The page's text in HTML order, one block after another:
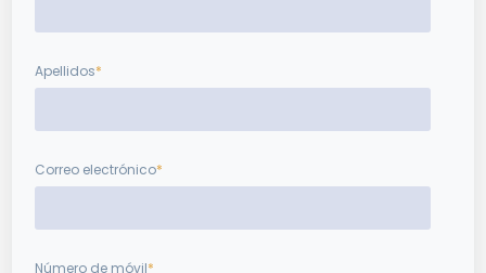
Apellidos*
Correo electrónico*
Número de móvil*